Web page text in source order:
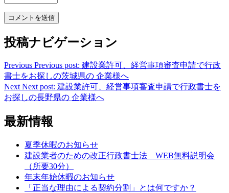
投稿ナビゲーション
Previous Previous post: 建設業許可、経営事項審査申請で行政
書士をお探しの茨城県の 企業様へ
Next Next post: 建設業許可、経営事項審査申請で行政書士を
お探しの長野県の 企業様へ
最新情報
夏季休暇のお知らせ
建設業者のための改正行政書士法 WEB無料説明会
（所要30分）
年末年始休暇のお知らせ
「正当な理由による契約分割」とは何ですか？